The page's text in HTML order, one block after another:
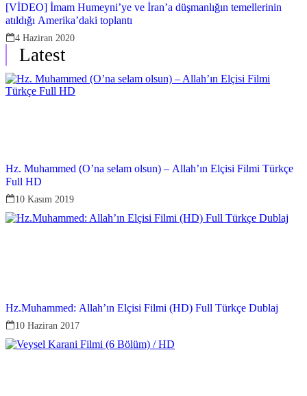
[VİDEO] İmam Humeyni’ye ve İran’a düşmanlığın temellerinin
atıldığı Amerika’daki toplantı
4 Haziran 2020
Latest
Hz. Muhammed (O’na selam olsun) – Allah’ın Elçisi Filmi Türkçe
Full HD
10 Kasım 2019
Hz.Muhammed: Allah’ın Elçisi Filmi (HD) Full Türkçe Dublaj
10 Haziran 2017